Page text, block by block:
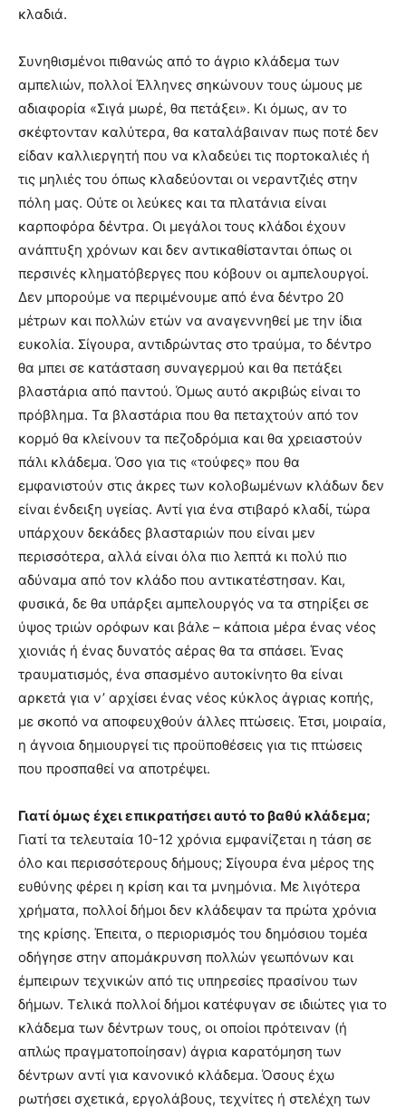
κλαδιά.
Συνηθισμένοι πιθανώς από το άγριο κλάδεμα των
αμπελιών, πολλοί Έλληνες σηκώνουν τους ώμους με
αδιαφορία «Σιγά μωρέ, θα πετάξει». Κι όμως, αν το
σκέφτονταν καλύτερα, θα καταλάβαιναν πως ποτέ δεν
είδαν καλλιεργητή που να κλαδεύει τις πορτοκαλιές ή
τις μηλιές του όπως κλαδεύονται οι νεραντζιές στην
πόλη μας. Ούτε οι λεύκες και τα πλατάνια είναι
καρποφόρα δέντρα. Οι μεγάλοι τους κλάδοι έχουν
ανάπτυξη χρόνων και δεν αντικαθίστανται όπως οι
περσινές κληματόβεργες που κόβουν οι αμπελουργοί.
Δεν μπορούμε να περιμένουμε από ένα δέντρο 20
μέτρων και πολλών ετών να αναγεννηθεί με την ίδια
ευκολία. Σίγουρα, αντιδρώντας στο τραύμα, το δέντρο
θα μπει σε κατάσταση συναγερμού και θα πετάξει
βλαστάρια από παντού. Όμως αυτό ακριβώς είναι το
πρόβλημα. Τα βλαστάρια που θα πεταχτούν από τον
κορμό θα κλείνουν τα πεζοδρόμια και θα χρειαστούν
πάλι κλάδεμα. Όσο για τις «τούφες» που θα
εμφανιστούν στις άκρες των κολοβωμένων κλάδων δεν
είναι ένδειξη υγείας. Αντί για ένα στιβαρό κλαδί, τώρα
υπάρχουν δεκάδες βλασταριών που είναι μεν
περισσότερα, αλλά είναι όλα πιο λεπτά κι πολύ πιο
αδύναμα από τον κλάδο που αντικατέστησαν. Και,
φυσικά, δε θα υπάρξει αμπελουργός να τα στηρίξει σε
ύψος τριών ορόφων και βάλε – κάποια μέρα ένας νέος
χιονιάς ή ένας δυνατός αέρας θα τα σπάσει. Ένας
τραυματισμός, ένα σπασμένο αυτοκίνητο θα είναι
αρκετά για ν’ αρχίσει ένας νέος κύκλος άγριας κοπής,
με σκοπό να αποφευχθούν άλλες πτώσεις. Έτσι, μοιραία,
η άγνοια δημιουργεί τις προϋποθέσεις για τις πτώσεις
που προσπαθεί να αποτρέψει.
Γιατί όμως έχει επικρατήσει αυτό το βαθύ κλάδεμα;
Γιατί τα τελευταία 10-12 χρόνια εμφανίζεται η τάση σε
όλο και περισσότερους δήμους; Σίγουρα ένα μέρος της
ευθύνης φέρει η κρίση και τα μνημόνια. Με λιγότερα
χρήματα, πολλοί δήμοι δεν κλάδεψαν τα πρώτα χρόνια
της κρίσης. Έπειτα, ο περιορισμός του δημόσιου τομέα
οδήγησε στην απομάκρυνση πολλών γεωπόνων και
έμπειρων τεχνικών από τις υπηρεσίες πρασίνου των
δήμων. Τελικά πολλοί δήμοι κατέφυγαν σε ιδιώτες για το
κλάδεμα των δέντρων τους, οι οποίοι πρότειναν (ή
απλώς πραγματοποίησαν) άγρια καρατόμηση των
δέντρων αντί για κανονικό κλάδεμα. Όσους έχω
ρωτήσει σχετικά, εργολάβους, τεχνίτες ή στελέχη των